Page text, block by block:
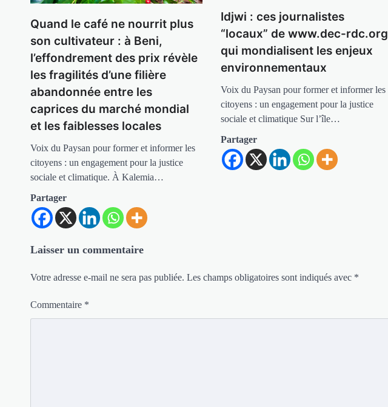
Quand le café ne nourrit plus
son cultivateur : à Beni,
l’effondrement des prix révèle
les fragilités d’une filière
abandonnée entre les
caprices du marché mondial
et les faiblesses locales
Voix du Paysan pour former et informer les
citoyens : un engagement pour la justice
sociale et climatique. À Kalemia…
Partager
Idjwi : ces journalistes
“locaux” de www.dec-rdc.org
qui mondialisent les enjeux
environnementaux
Voix du Paysan pour former et informer les
citoyens : un engagement pour la justice
sociale et climatique Sur l’île…
Partager
Laisser un commentaire
Votre adresse e-mail ne sera pas publiée. Les champs obligatoires sont indiqués avec *
Commentaire *